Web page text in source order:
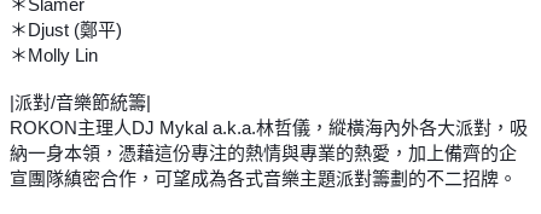
＊Djust (鄭平)
＊Molly Lin
|派對/音樂節統籌|
ROKON主理人DJ Mykal a.k.a.林哲儀，縱橫海內外各大派對，吸
納一身本領，憑藉這份專注的熱情與專業的熱愛，加上備齊的企
宣團隊縝密合作，可望成為各式音樂主題派對籌劃的不二招牌。